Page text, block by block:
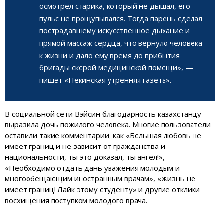
осмотрел старика, который не дышал, его
пульс не прощупывался. Тогда парень сделал
пострадавшему искусственное дыхание и
прямой массаж сердца, что вернуло человека
к жизни и дало ему время до прибытия
бригады скорой медицинской помощи», —
пишет «Пекинская утренняя газета».
В социальной сети Вэйсин благодарность казахстанцу
выразила дочь пожилого человека. Многие пользователи
оставили такие комментарии, как «Большая любовь не
имеет границ и не зависит от гражданства и
национальности, ты это доказал, ты ангел!»,
«Необходимо отдать дань уважения молодым и
многообещающим иностранным врачам», «Жизнь не
имеет границ! Лайк этому студенту» и другие отклики
восхищения поступком молодого врача.